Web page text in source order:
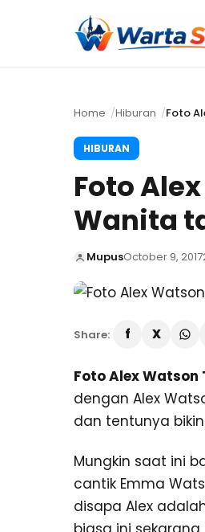
Home Hiburan Foto
HIBURAN
Foto
Wanita
MupusOctober 9, 2017
Share:
Foto Alex
dengan Alex
dan tentunya
Mungkin saat ini
cantik Emma
disapa Alex